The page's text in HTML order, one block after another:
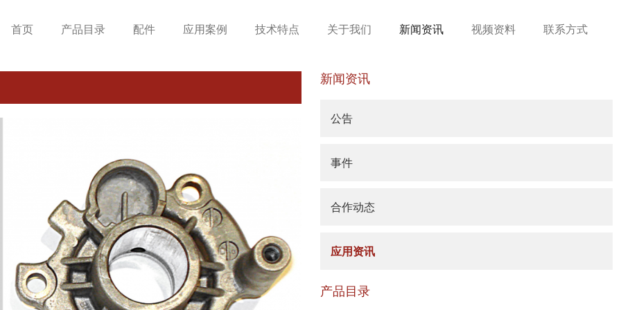
首页 产品目录 配件 应用案例 技术特点 关于我们 新闻资讯 视频资料 联系方式
新闻资讯
公告
事件
合作动态
应用资讯
产品目录